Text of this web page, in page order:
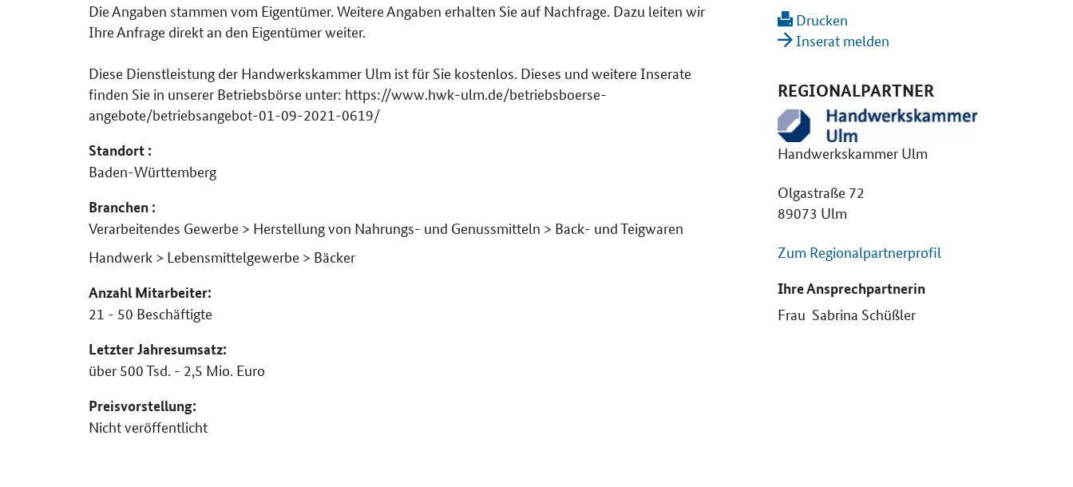
Die Angaben stammen vom Eigentümer. Weitere Angaben erhalten Sie auf Nachfrage. Dazu leiten wir
Ihre Anfrage direkt an den Eigentümer weiter.
Diese Dienstleistung der Handwerkskammer Ulm ist für Sie kostenlos. Dieses und weitere Inserate
finden Sie in unserer Betriebsbörse unter: https://www.hwk-ulm.de/betriebsboerse-
angebote/betriebsangebot-01-09-2021-0619/
Standort :
Baden-Württemberg
Branchen :
Verarbeitendes Gewerbe > Herstellung von Nahrungs- und Genussmitteln > Back- und Teigwaren
Handwerk > Lebensmittelgewerbe > Bäcker
Anzahl Mitarbeiter:
21 - 50 Beschäftigte
Letzter Jahresumsatz:
über 500 Tsd. - 2,5 Mio. Euro
Preisvorstellung:
Nicht veröffentlicht
Drucken
Inserat melden
REGIONALPARTNER
Handwerkskammer Ulm
Olgastraße 72
89073 Ulm
Zum Regionalpartnerprofil
Ihre Ansprechpartnerin
Frau Sabrina Schüßler